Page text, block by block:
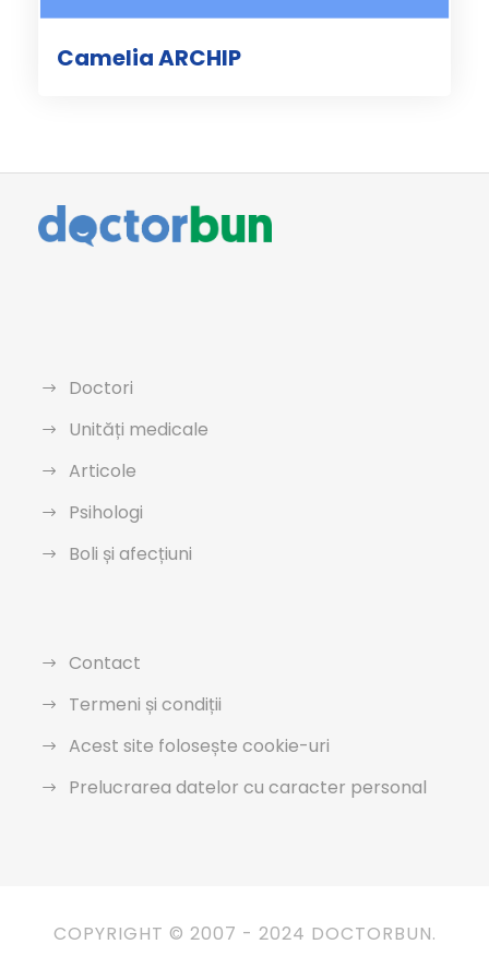
Camelia ARCHIP
Doctori
Unități medicale
Articole
Psihologi
Boli și afecțiuni
Contact
Termeni și condiții
Acest site folosește cookie-uri
Prelucrarea datelor cu caracter personal
COPYRIGHT © 2007 - 2024 DOCTORBUN.